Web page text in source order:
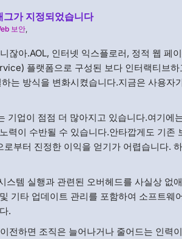
그가 지정되었습니다
보안,
잖아.AOL, 인터넷 익스플로러, 정적 웹 페
플랫폼으로 구성된 보다 인터랙티브하
는 방식을 변화시켰습니다.지금은 사용자
업이 점점 더 많아지고 있습니다.여기에
력이 수반될 수 있습니다.안타깝게도 기존
부터 진정한 이익을 얻기가 어렵습니다.
스템 실행과 관련된 오버헤드를 사실상 없
기타 업데이트 관리를 포함하여 소프트웨
.
전하면 조직은 늘어나거나 줄어드는 인력